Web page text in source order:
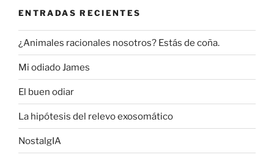
ENTRADAS RECIENTES
¿Animales racionales nosotros? Estás de coña.
Mi odiado James
El buen odiar
La hipótesis del relevo exosomático
NostalgIA